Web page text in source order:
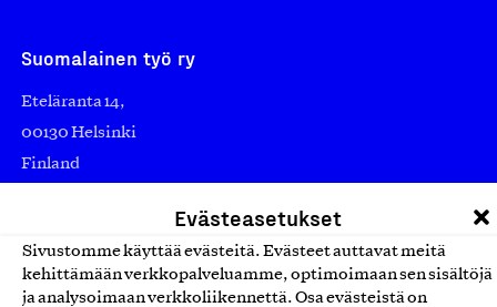
Evästeasetukset
Sivustomme käyttää evästeitä. Evästeet auttavat meitä
kehittämään verkkopalveluamme, optimoimaan sen sisältöjä
ja analysoimaan verkkoliikennettä. Osa evästeistä on
Suomalainen työ ry
Eteläranta 14,
00130 Helsinki
Finland
laskutus@suomalainentyo.fi